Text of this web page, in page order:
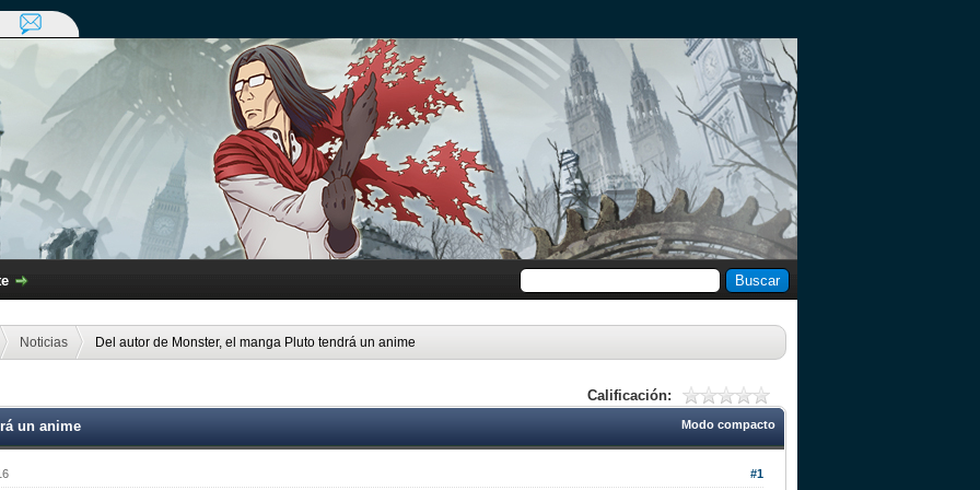
Noticias Del autor de Monster, el manga Pluto tendrá un anime
Calificación:
Modo compacto
un anime
#1